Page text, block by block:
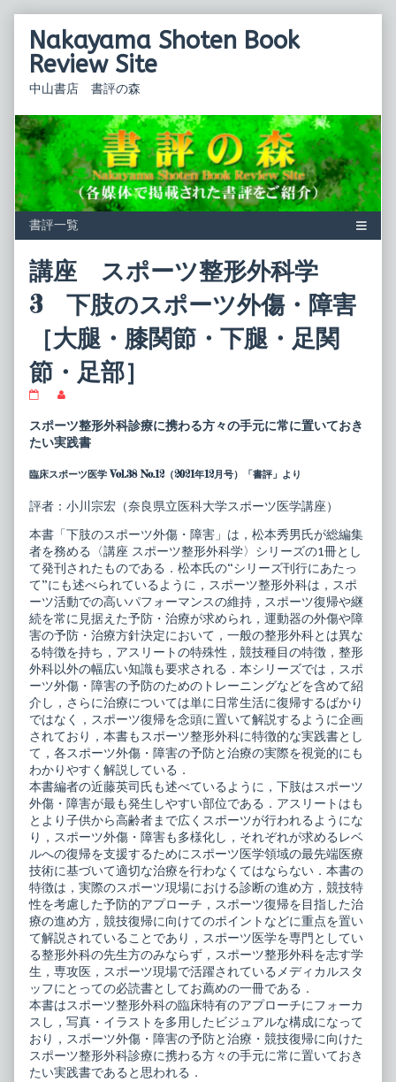
contentNakayama Shoten Book
Review Site
中山書店 書評の森
講座 スポーツ整形外科学
3 下肢のスポーツ外傷・障害
［大腿・膝関節・下腿・足関
節・足部］
ス
ポ
ー
整
外
科
学
3
下
肢
の
ス
ポ
ー
ツ
外
傷・
障
害
［大
腿・
膝
関
節・
下
腿・
足
関
節・
部］
published
on
posts
by
the
of
座
ス
ポ
ー
ツ
整
形
外
科
学
3
下
肢
の
ス
ポ
ー
ツ
外
傷・
障
害
［大
腿・
膝
関
節・
下
腿・
関
節・
足
部］,
スポーツ整形外科診療に携わる方々の手元に常に置いておき
たい実践書
臨床スポーツ医学 Vol.38 No.12（2021年12月号）「書評」より
評者：小川宗宏（奈良県立医科大学スポーツ医学講座）
本書「下肢のスポーツ外傷・障害」は，松本秀男氏が総編集
者を務める〈講座 スポーツ整形外科学〉シリーズの1冊とし
て発刊されたものである．松本氏の“シリーズ刊行にあたっ
て”にも述べられているように，スポーツ整形外科は，スポ
ーツ活動での高いパフォーマンスの維持，スポーツ復帰や継
続を常に見据えた予防・治療が求められ，運動器の外傷や障
害の予防・治療方針決定において，一般の整形外科とは異な
る特徴を持ち，アスリートの特殊性，競技種目の特徴，整形
外科以外の幅広い知識も要求される．本シリーズでは，スポ
ーツ外傷・障害の予防のためのトレーニングなどを含めて紹
介し，さらに治療については単に日常生活に復帰するばかり
ではなく，スポーツ復帰を念頭に置いて解説するように企画
されており，本書もスポーツ整形外科に特徴的な実践書とし
て，各スポーツ外傷・障害の予防と治療の実際を視覚的にも
わかりやすく解説している．
本書編者の近藤英司氏も述べているように，下肢はスポーツ
外傷・障害が最も発生しやすい部位である．アスリートはも
とより子供から高齢者まで広くスポーツが行われるようにな
り，スポーツ外傷・障害も多様化し，それぞれが求めるレベ
ルへの復帰を支援するためにスポーツ医学領域の最先端医療
技術に基づいて適切な治療を行わなくてはならない．本書の
特徴は，実際のスポーツ現場における診断の進め方，競技特
性を考慮した予防的アプローチ，スポーツ復帰を目指した治
療の進め方，競技復帰に向けてのポイントなどに重点を置い
て解説されていることであり，スポーツ医学を専門としてい
る整形外科の先生方のみならず，スポーツ整形外科を志す学
生，専攻医，スポーツ現場で活躍されているメディカルスタ
ッフにとっての必読書としてお薦めの一冊である．
本書はスポーツ整形外科の臨床特有のアプローチにフォーカ
スし，写真・イラストを多用したビジュアルな構成になって
おり，スポーツ外傷・障害の予防と治療・競技復帰に向けた
スポーツ整形外科診療に携わる方々の手元に常に置いておき
たい実践書であると思われる．